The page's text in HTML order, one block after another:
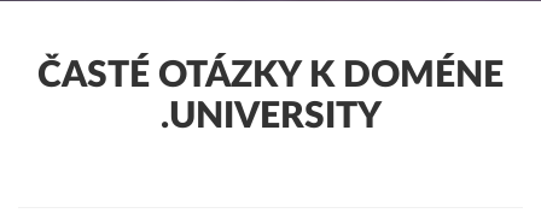
ČASTÉ OTÁZKY K DOMÉNE
.UNIVERSITY